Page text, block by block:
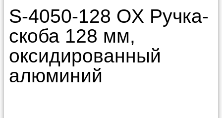
S-4050-128 OX Ручка-
скоба 128 мм,
оксидированный
алюминий